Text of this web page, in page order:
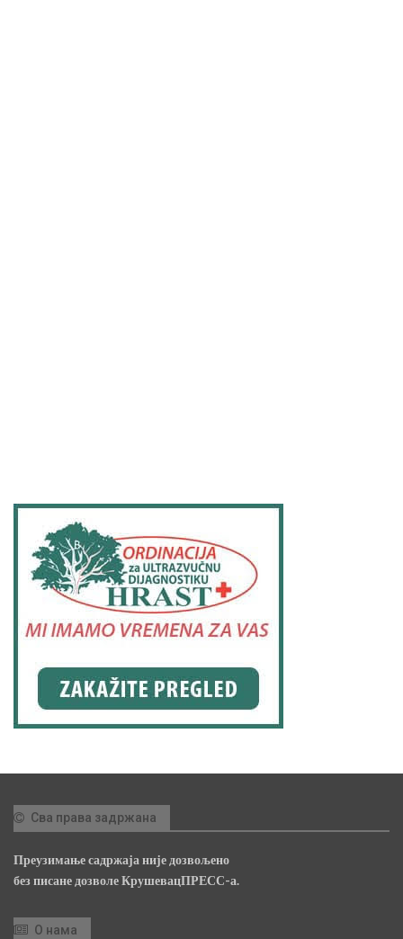
Сва права задржана
Преузимање садржаја није дозвољено
без писане дозволе КрушевацПРЕСС-а.
О нама